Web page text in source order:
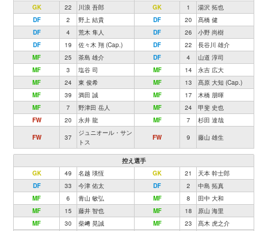
GK
22 川浪 吾郎 GK 1
湯沢 拓也
DF
2 野上 結貴 DF 20
髙橋 健
DF
4 荒木 隼人 DF 26
小野 尚樹
DF
19 佐々木 翔 (Cap.) DF 22
長谷川 雄介
MF
25 茶島 雄介 DF 4
山道 淳司
MF
3 塩谷 司 MF 14
永吉 広大
MF
24 東 俊希 MF 13
髙原 大知 (Cap.)
MF
39 満田 誠 MF 17
木橋 朋暉
MF
7 野津田 岳人 MF 24
甲斐 史也
FW
20 永井 龍 MF 7 杉田 達哉
FW 37
ジュニオール・サン
トス
FW 9 藤山 雄生
控え選手
GK
49 名越 瑛恆 GK 21
天本 幹士郎
DF
33 今津 佑太 DF 2
中島 拓真
MF
6 青山 敏弘 MF 8
田中 大和
MF
15 藤井 智也 MF 18
原山 海里
MF
30 柴﨑 晃誠 MF 23
髙木 虎之介